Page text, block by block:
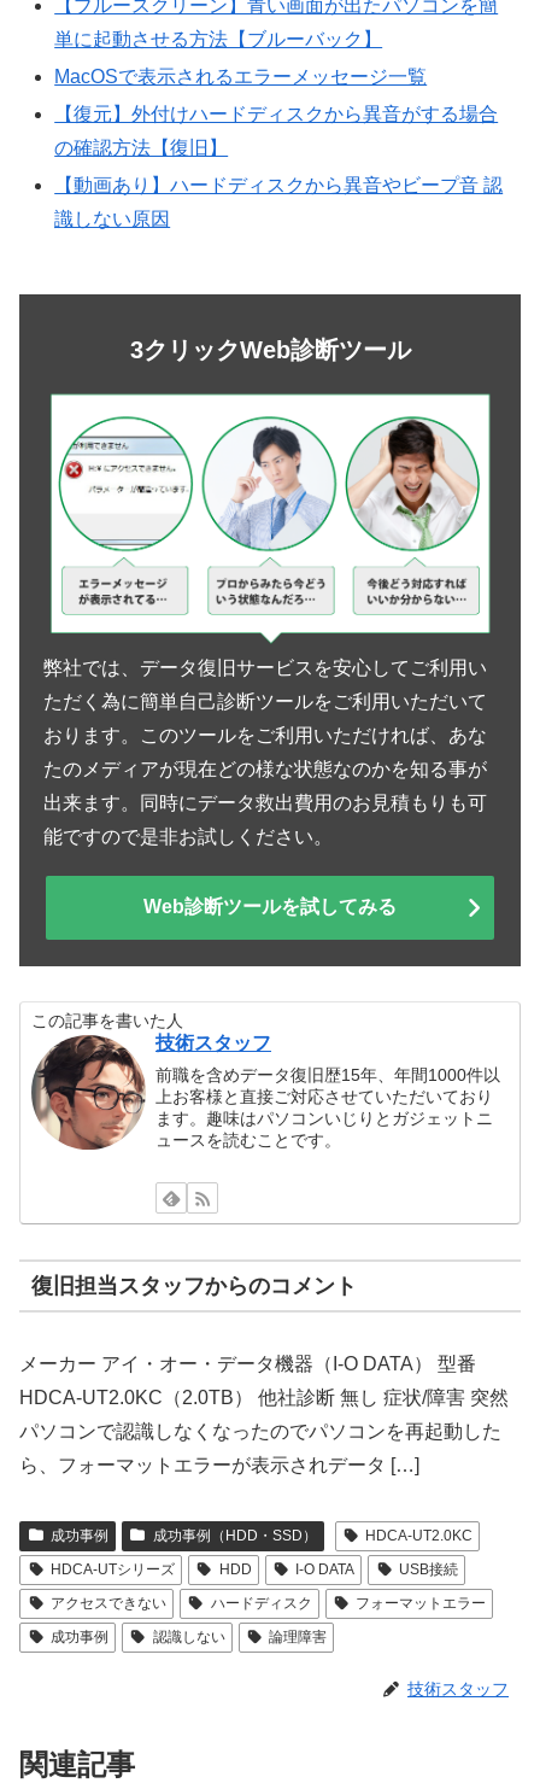
【ブルースクリーン】青い画面が出たパソコンを簡
単に起動させる方法【ブルーバック】
MacOSで表示されるエラーメッセージ一覧
【復元】外付けハードディスクから異音がする場合
の確認方法【復旧】
【動画あり】ハードディスクから異音やビープ音 認
識しない原因
3クリックWeb診断ツール
弊社では、データ復旧サービスを安心してご利用い
ただく為に簡単自己診断ツールをご利用いただいて
おります。このツールをご利用いただければ、あな
たのメディアが現在どの様な状態なのかを知る事が
出来ます。同時にデータ救出費用のお見積もりも可
能ですので是非お試しください。
Web診断ツールを試してみる
この記事を書いた人
技術スタッフ
前職を含めデータ復旧歴15年、年間1000件以
上お客様と直接ご対応させていただいており
ます。趣味はパソコンいじりとガジェットニ
ュースを読むことです。
復旧担当スタッフからのコメント
メーカー アイ・オー・データ機器（I-O DATA） 型番
HDCA-UT2.0KC（2.0TB） 他社診断 無し 症状/障害 突然
パソコンで認識しなくなったのでパソコンを再起動した
ら、フォーマットエラーが表示されデータ […]
成功事例 成功事例（HDD・SSD）
HDCA-UT2.0KC
HDCA-UTシリーズ
HDD I-O DATA
USB接続
アクセスできない
ハードディスク
フォーマットエラー
成功事例
認識しない 論理障害
技術スタッフ
関連記事